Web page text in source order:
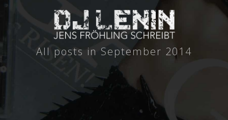
All posts in September 2014